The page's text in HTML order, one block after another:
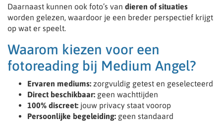
Daarnaast kunnen ook foto’s van dieren of situaties
worden gelezen, waardoor je een breder perspectief krijgt
op wat er speelt.
Waarom kiezen voor een
fotoreading bij Medium Angel?
Ervaren mediums: zorgvuldig getest en geselecteerd
Direct beschikbaar: geen wachttijden
100% discreet: jouw privacy staat voorop
Persoonlijke begeleiding: geen standaard